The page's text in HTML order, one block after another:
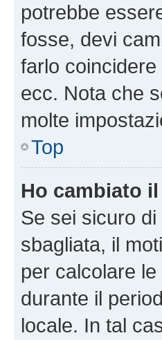
potrebbe
fosse, devi
farlo
ecc. Nota che
molte
Top
Ho cambiato
Se sei sicuro
sbagliata, il
per calcolare
durante il
locale. In tal